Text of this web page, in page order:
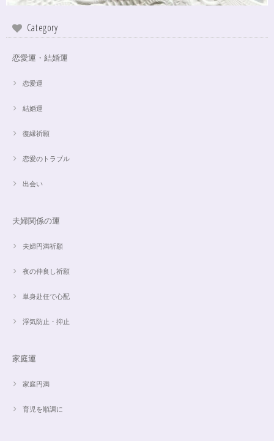
Category
恋愛運・結婚運
恋愛運
結婚運
復縁祈願
恋愛のトラブル
出会い
夫婦関係の運
夫婦円満祈願
夜の仲良し祈願
単身赴任で心配
浮気防止・抑止
家庭運
家庭円満
育児を順調に